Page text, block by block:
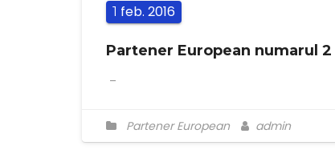
1 feb. 2016
Partener European numarul 2
–
Partener European admin